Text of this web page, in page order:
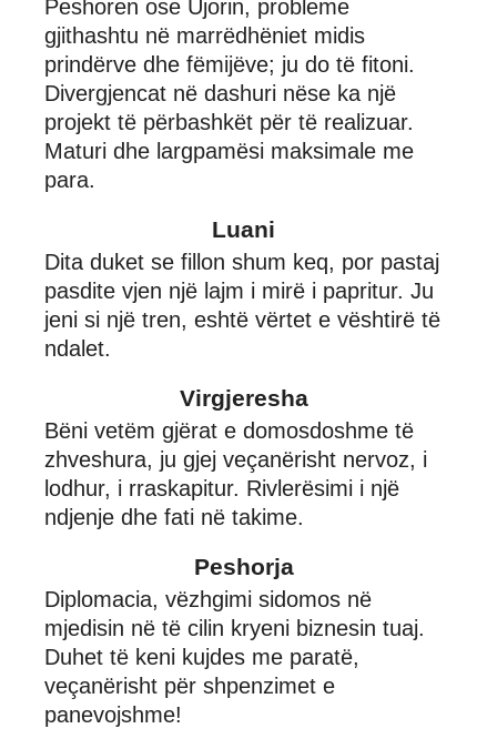
Peshoren ose Ujorin, probleme
gjithashtu në marrëdhëniet midis
prindërve dhe fëmijëve; ju do të fitoni.
Divergjencat në dashuri nëse ka një
projekt të përbashkët për të realizuar.
Maturi dhe largpamësi maksimale me
para.
Luani
Dita duket se fillon shum keq, por pastaj
pasdite vjen një lajm i mirë i papritur. Ju
jeni si një tren, eshtë vërtet e vështirë të
ndalet.
Virgjeresha
Bëni vetëm gjërat e domosdoshme të
zhveshura, ju gjej veçanërisht nervoz, i
lodhur, i rraskapitur. Rivlerësimi i një
ndjenje dhe fati në takime.
Peshorja
Diplomacia, vëzhgimi sidomos në
mjedisin në të cilin kryeni biznesin tuaj.
Duhet të keni kujdes me paratë,
veçanërisht për shpenzimet e
panevojshme!